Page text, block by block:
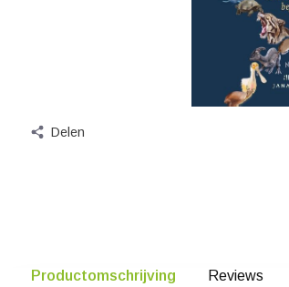
Delen
Productomschrijving Reviews